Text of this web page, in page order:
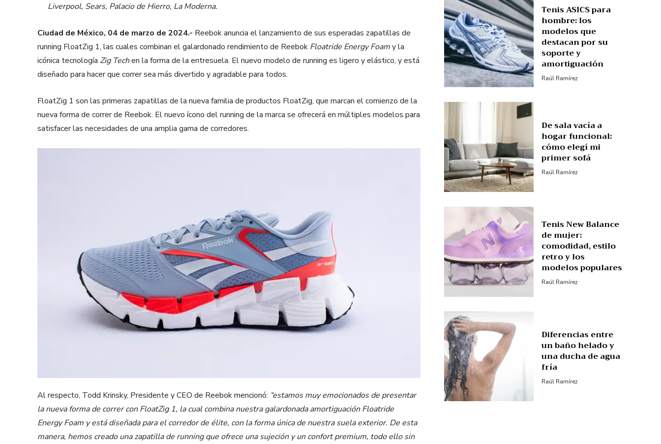
Liverpool, Sears, Palacio de Hierro, La Moderna.
Ciudad de México, 04 de marzo de 2024.- Reebok anuncia el lanzamiento de sus esperadas zapatillas de
running FloatZig 1, las cuales combinan el galardonado rendimiento de Reebok Floatride Energy Foamy la
icónica tecnología Zig Techen la forma de la entresuela. El nuevo modelo de running es ligero y elástico, y está
diseñado para hacer que correr sea más divertido y agradable para todos.
FloatZig 1 son las primeras zapatillas de la nueva familia de productos FloatZig, que marcan el comienzo de la
nueva forma de correr de Reebok. El nuevo ícono del running de la marca se ofrecerá en múltiples modelos para
satisfacer las necesidades de una amplia gama de corredores.
Al respecto, Todd Krinsky, Presidente y CEO de Reebok mencionó: “estamos muy emocionados de presentar
la nueva forma de correr con FloatZig 1, la cual combina nuestra galardonada amortiguación Floatride
Energy Foam y está diseñada para el corredor de élite, con la forma única de nuestra suela exterior. De esta
manera, hemos creado una zapatilla de running que ofrece una sujeción y un confort premium, todo ello sin
Tenis ASICS para
hombre: los
modelos que
destacan por su
soporte y
amortiguación
Raúl Ramírez
De sala vacía a
hogar funcional:
cómo elegí mi
primer sofá
Raúl Ramírez
Tenis New Balance
de mujer:
comodidad, estilo
retro y los
modelos populares
Raúl Ramírez
Diferencias entre
un baño helado y
una ducha de agua
fría
Raúl Ramírez